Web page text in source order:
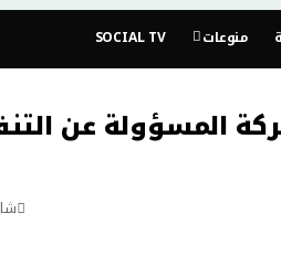
منوعات SOCIAL TV
المسؤولة عن